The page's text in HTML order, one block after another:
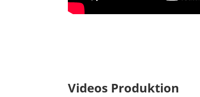
Videos Produktion